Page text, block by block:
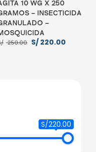
10 WG X 250
– INSECTICIDA
–
250.00 El
precio
S/ 220.00
S/220.00